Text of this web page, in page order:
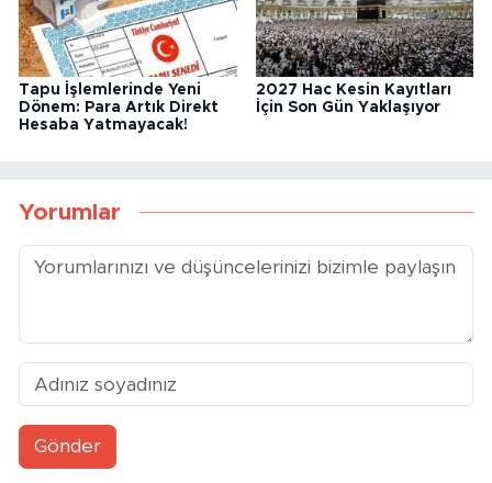
Tapu İşlemlerinde Yeni
Dönem: Para Artık Direkt
Hesaba Yatmayacak!
2027 Hac Kesin Kayıtları
İçin Son Gün Yaklaşıyor
Yorumlar
Gönder